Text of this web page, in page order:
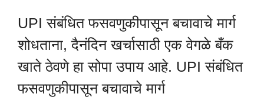
UPI संबंधित फसवणुकीपासून बचावाचे मार्ग
शोधताना, दैनंदिन खर्चासाठी एक वेगळे बँक
खाते ठेवणे हा सोपा उपाय आहे. UPI संबंधित
फसवणुकीपासून बचावाचे मार्ग